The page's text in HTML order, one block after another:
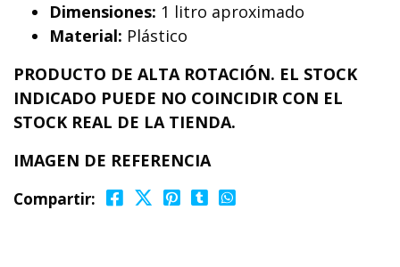
Dimensiones: 1 litro aproximado
Material: Plástico
PRODUCTO DE ALTA ROTACIÓN. EL STOCK
INDICADO PUEDE NO COINCIDIR CON EL
STOCK REAL DE LA TIENDA.
IMAGEN DE REFERENCIA
Compartir: